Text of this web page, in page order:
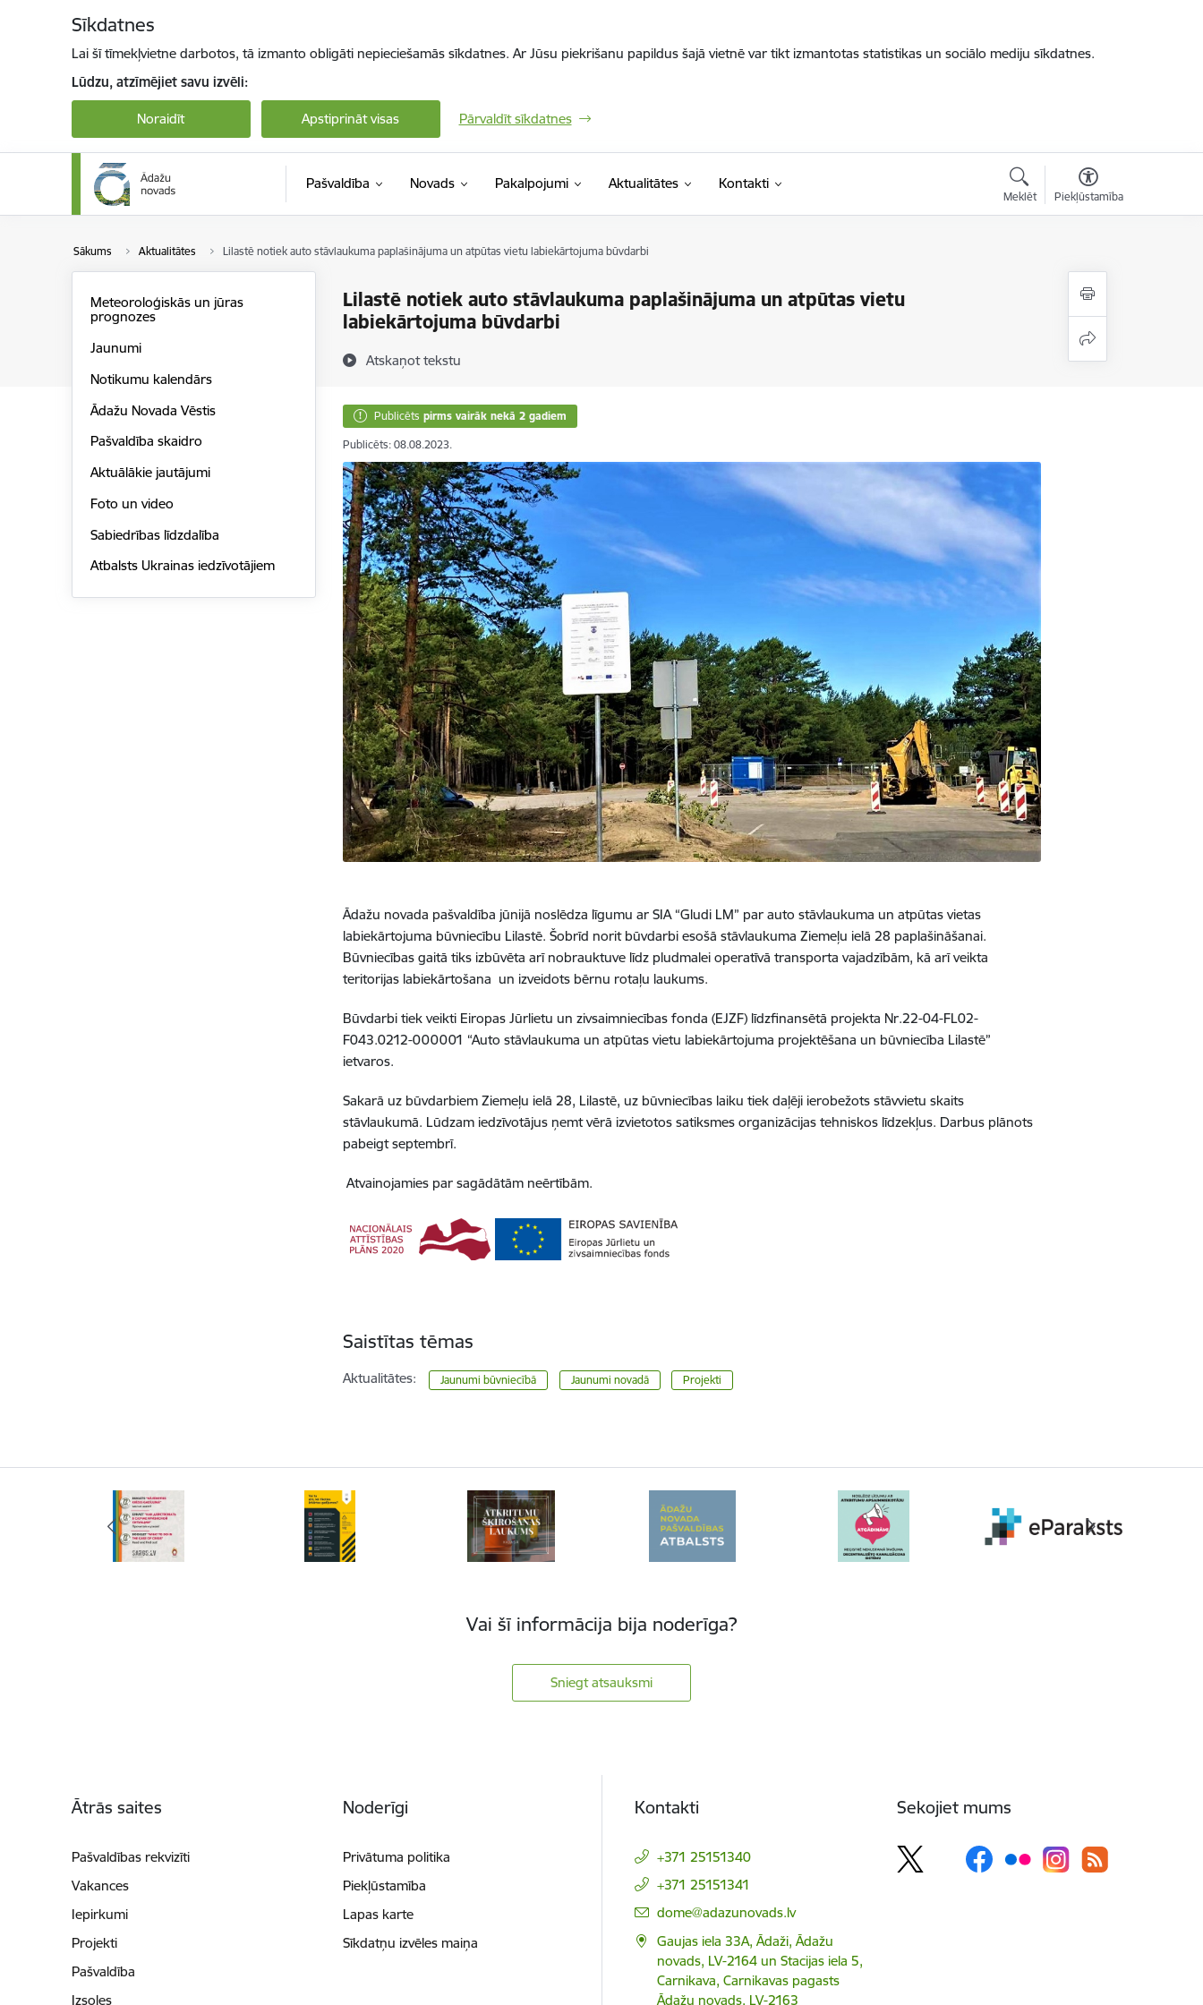
Sīkdatnes
Lai šī tīmekļvietne darbotos, tā izmanto obligāti nepieciešamās sīkdatnes. Ar Jūsu piekrišanu papildus šajā vietnē var tikt izmantotas statistikas un sociālo mediju sīkdatnes.
Lūdzu, atzīmējiet savu izvēli:
Noraidīt Apstiprināt visas Pārvaldīt sīkdatnes
Pašvaldība Novads Pakalpojumi Aktualitātes Kontakti
Meklēt Piekļūstamība
Sākums Aktualitātes Lilastē notiek auto stāvlaukuma paplašinājuma un atpūtas vietu labiekārtojuma būvdarbi
Lilastē notiek auto stāvlaukuma paplašinājuma un atpūtas vietu
labiekārtojuma būvdarbi
Atskaņot tekstu
Meteoroloģiskās un jūras
prognozes
Jaunumi
Notikumu kalendārs
Ādažu Novada Vēstis
Pašvaldība skaidro
Aktuālākie jautājumi
Foto un video
Sabiedrības līdzdalība
Atbalsts Ukrainas iedzīvotājiem
Publicēts pirms vairāk nekā 2 gadiem
Publicēts: 08.08.2023.
Ādažu novada pašvaldība jūnijā noslēdza līgumu ar SIA “Gludi LM” par auto stāvlaukuma un atpūtas vietas
labiekārtojuma būvniecību Lilastē. Šobrīd norit būvdarbi esošā stāvlaukuma Ziemeļu ielā 28 paplašināšanai.
Būvniecības gaitā tiks izbūvēta arī nobrauktuve līdz pludmalei operatīvā transporta vajadzībām, kā arī veikta
teritorijas labiekārtošana un izveidots bērnu rotaļu laukums.
Būvdarbi tiek veikti Eiropas Jūrlietu un zivsaimniecības fonda (EJZF) līdzfinansētā projekta Nr.22-04-FL02-
F043.0212-000001 “Auto stāvlaukuma un atpūtas vietu labiekārtojuma projektēšana un būvniecība Lilastē”
ietvaros.
Sakarā uz būvdarbiem Ziemeļu ielā 28, Lilastē, uz būvniecības laiku tiek daļēji ierobežots stāvvietu skaits
stāvlaukumā. Lūdzam iedzīvotājus ņemt vērā izvietotos satiksmes organizācijas tehniskos līdzekļus. Darbus plānots
pabeigt septembrī.
Atvainojamies par sagādātām neērtībām.
Saistītas tēmas
Aktualitātes: Jaunumi būvniecībā Jaunumi novadā Projekti
Vai šī informācija bija noderīga?
Sniegt atsauksmi
Ātrās saites
Pašvaldības rekvizīti
Vakances
Iepirkumi
Projekti
Pašvaldība
Izsoles
Noderīgi
Privātuma politika
Piekļūstamība
Lapas karte
Sīkdatņu izvēles maiņa
Kontakti
+371 25151340
+371 25151341
E-pasts:
dome@adazunovads.lv
Gaujas iela 33A, Ādaži, Ādažu
novads, LV-2164 un Stacijas iela 5,
Carnikava, Carnikavas pagasts
Ādažu novads, LV-2163
Sekojiet mums